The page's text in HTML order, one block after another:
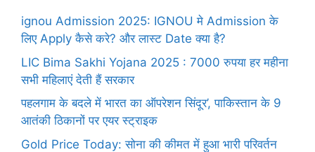
ignou Admission 2025: IGNOU मे Admission के
लिए Apply कैसे करे? और लास्ट Date क्या है?
LIC Bima Sakhi Yojana 2025 : 7000 रुपया हर महीना
सभी महिलाएं देती हैं सरकार
पहलगाम के बदले में भारत का ऑपरेशन सिंदूर’, पाकिस्तान के 9
आतंकी ठिकानों पर एयर स्ट्राइक
Gold Price Today: सोना की कीमत में हुआ भारी परिवर्तन